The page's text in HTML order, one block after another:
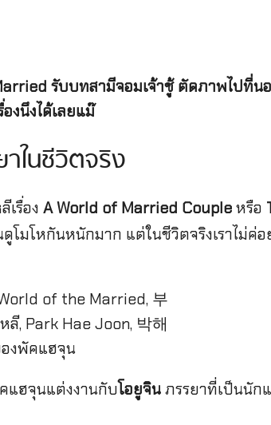
รับบทสามีจอมเจ้าชู้ ตัดภาพไปที่น
งนึงได้เลยแม๊
ในชีวิตจริง
รื่อง A World of Married Coupleหรือ
มโหกันหนักมาก แต่ในชีวิตจริงเราไม่ค่อ
แฮจุนแต่งงานกับโอยูจินภรรยาที่เป็นนัก